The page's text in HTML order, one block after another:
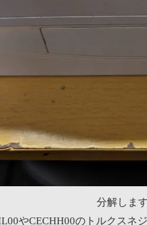
分解します
やCECHH00のトルクスネ